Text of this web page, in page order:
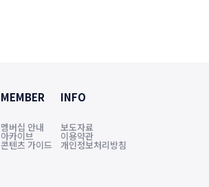
MEMBER
멤버십 안내
아카이브
콘텐츠 가이드
INFO
보도자료
이용약관
개인정보처리방침